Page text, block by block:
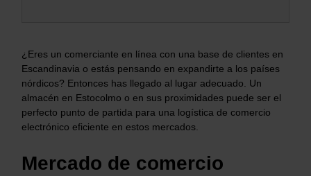
¿Eres un comerciante en línea con una base de clientes en
Escandinavia o estás pensando en expandirte a los países
nórdicos? Entonces has llegado al lugar adecuado. Un
almacén en Estocolmo o en sus proximidades puede ser el
perfecto punto de partida para una logística de comercio
electrónico eficiente en estos mercados.
Mercado de comercio